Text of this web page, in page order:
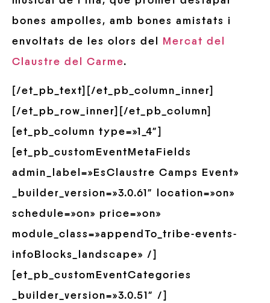
bones ampolles, amb bones amistats i
envoltats de les olors del
Mercat del
Claustre del Carme.
[/et_pb_text][/et_pb_column_inner]
[/et_pb_row_inner][/et_pb_column]
[et_pb_column type=»1_4″]
[et_pb_customEventMetaFields
admin_label=»EsClaustre Camps Event»
_builder_version=»3.0.61″ location=»on»
schedule=»on» price=»on»
module_class=»appendTo_tribe-events-
infoBlocks_landscape» /]
[et_pb_customEventCategories
_builder_version=»3.0.51″ /]